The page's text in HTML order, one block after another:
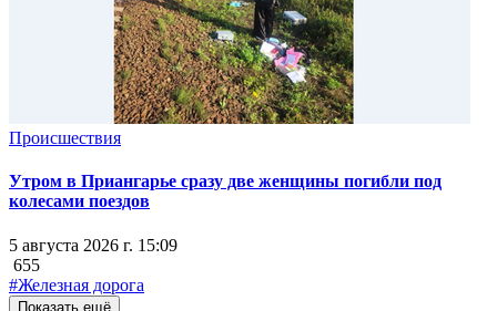
Происшествия
Утром в Приангарье сразу две женщины погибли под
колесами поездов
5 августа 2026 г. 15:09
655
#Железная дорога
Показать ещё